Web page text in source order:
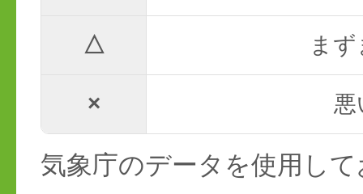
△ ま
× 悪
気象庁のデータを使用し